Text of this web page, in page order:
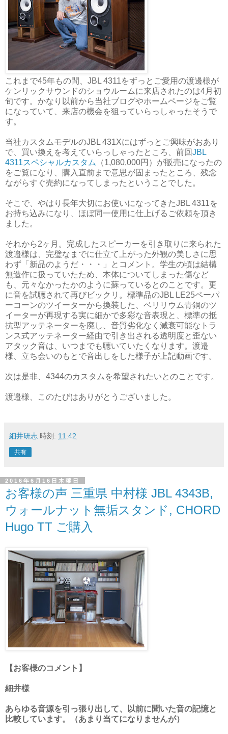
これまで45年もの間、JBL 4311をずっとご愛用の渡邊様が
ケンリックサウンドのショウルームに来店されたのは4月初
旬です。かなり以前から当社ブログやホームページをご覧
になっていて、来店の機会を狙っていらっしゃったそうで
す。
当社カスタムモデルのJBL 431Xにはずっとご興味がおあり
で、買い換えを考えていらっしゃったところ、前回JBL
4311スペシャルカスタム
（1,080,000円）が販売になったの
をご覧になり、購入直前まで意思が固まったところ、残念
ながらすぐ売約になってしまったということでした。
そこで、やはり長年大切にお使いになってきたJBL 4311を
お持ち込みになり、ほぼ同一使用に仕上げるご依頼を頂き
ました。
それから2ヶ月。完成したスピーカーを引き取りに来られた
渡邉様は、完璧なまでに仕立て上がった外観の美しさに思
わず「新品のようだ・・・」とコメント。学生の頃は結構
無造作に扱っていたため、本体についてしまった傷など
も、元々なかったかのように蘇っているとのことです。更
に音を試聴されて再びビックリ。標準品のJBL LE25ペーパ
ーコーンのツイーターから換装した、ベリリウム青銅のツ
イーターが再現する実に細かで多彩な音表現と、標準の抵
抗型アッテネーターを廃し、音質劣化なく減衰可能なトラ
ンス式アッテネーター経由で引き出される透明度と歪ない
アタック音は、いつまでも聴いていたくなります。渡邉
様、立ち会いのもとで音出しをした様子が上記動画です。
次は是非、4344のカスタムを希望されたいとのことです。
渡邉様、このたびはありがとうございました。
細井研志 時刻: 11:42
共有
2016年6月16日木曜日
お客様の声 三重県 中村様 JBL 4343B,
ウォールナット無垢スタンド, CHORD
Hugo TT ご購入
【お客様のコメント】
細井様
あらゆる音源を引っ張り出して、以前に聞いた音の記憶と
比較しています。（あまり当てになりませんが）